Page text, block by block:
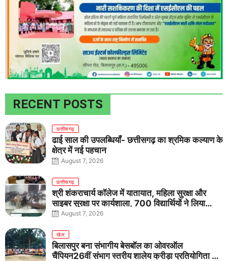
RECENT POSTS
छत्तीसगढ़
ढाई साल की उपलब्धियाँ- छत्तीसगढ़ का श्रमिक कल्याण के
क्षेत्र में नई पहचान
August 7, 2026
छत्तीसगढ़
श्री शंकराचार्य कॉलेज में यातायात, महिला सुरक्षा और
साइबर सुरक्षा पर कार्यशाला, 700 विद्यार्थियों ने लिया
जागरूकता का संकल्प
August 7, 2026
खेल
बिलासपुर बना संभागीय बेसबॉल का ओवरऑल
चैंपियन26वीं संभाग स्तरीय शालेय क्रीड़ा प्रतियोगिता में